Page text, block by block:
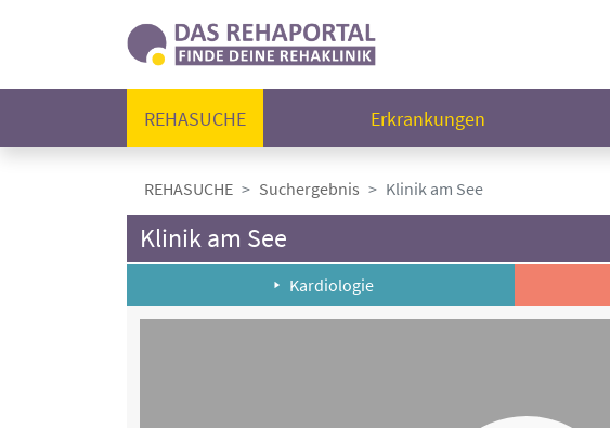
REHASUCHE Erkrankungen
REHASUCHE Suchergebnis Klinik am See
Klinik am See
Kardiologie